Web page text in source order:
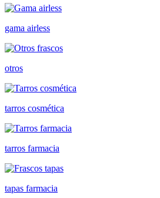
gama airless
otros
tarros cosmética
tarros farmacia
tapas farmacia